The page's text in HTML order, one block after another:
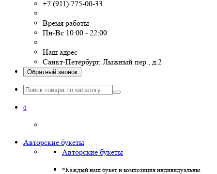
+7 (911) 775-00-33
Время работы
Пн-Вс 10:00 - 22:00
Наш адрес
Санкт-Петербург, Лыжный пер., д.2
Обратный звонок
0
Авторские букеты
Авторские букеты
*Каждый наш букет и композиция индивидуальны.